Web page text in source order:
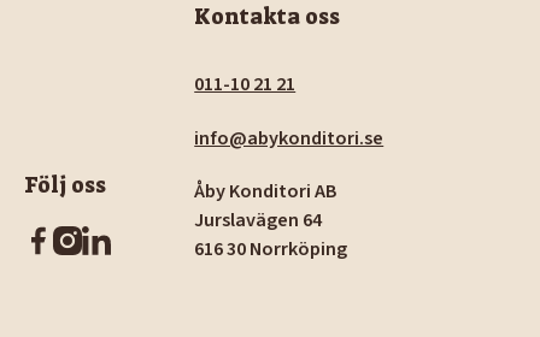
Följ oss
Kontakta oss
011-10 21 21
info@abykonditori.se
Åby Konditori AB
Jurslavägen 64
616 30 Norrköping